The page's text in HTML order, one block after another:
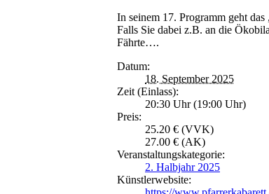
In seinem 17. Programm geht
Falls Sie dabei z.B. an die
Fährte….
Datum:
18. September 2025
Zeit (Einlass):
20:30 Uhr (19:00 Uhr)
Preis:
25.20 € (VVK)
27.00 € (AK)
Veranstaltungskategorie:
2. Halbjahr 2025
Künstlerwebsite: